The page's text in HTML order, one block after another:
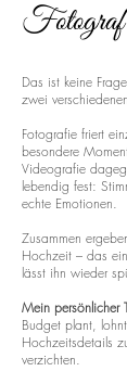
Fotograf
Das ist keine
zwei
Fotografie friert
besondere
Videografie
lebendig fest:
echte Emotionen.
Zusammen
Hochzeit – das
lässt ihn wieder
Mein persönlicher
Budget plant,
Hochzeitsdetails
verzichten.